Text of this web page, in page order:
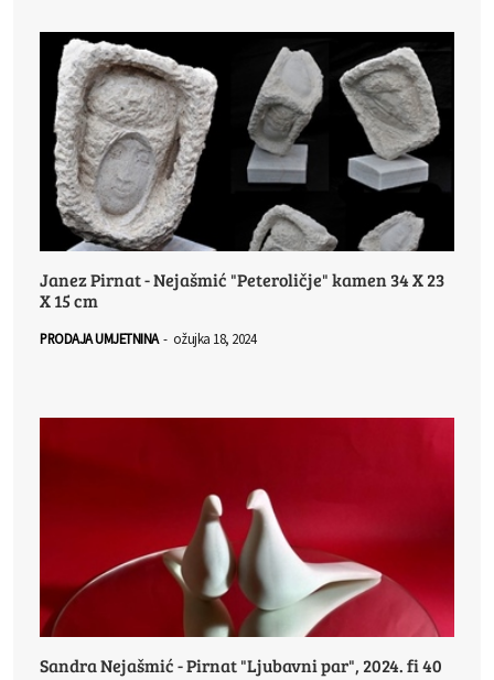
Janez Pirnat - Nejašmić "Peteroličje" kamen 34 X 23
X 15 cm
PRODAJA UMJETNINA - ožujka 18, 2024
Sandra Nejašmić - Pirnat "Ljubavni par", 2024. fi 40